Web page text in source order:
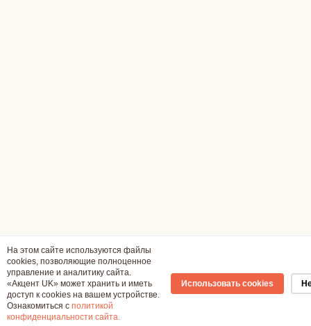
На этом сайте используются файлы
cookies, позволяющие полноценное
управление и аналитику сайта.
«Акцент UK» может хранить и иметь
доступ к cookies на вашем устройстве.
Ознакомиться с политикой
конфиденциальности сайта.
Использовать cookies